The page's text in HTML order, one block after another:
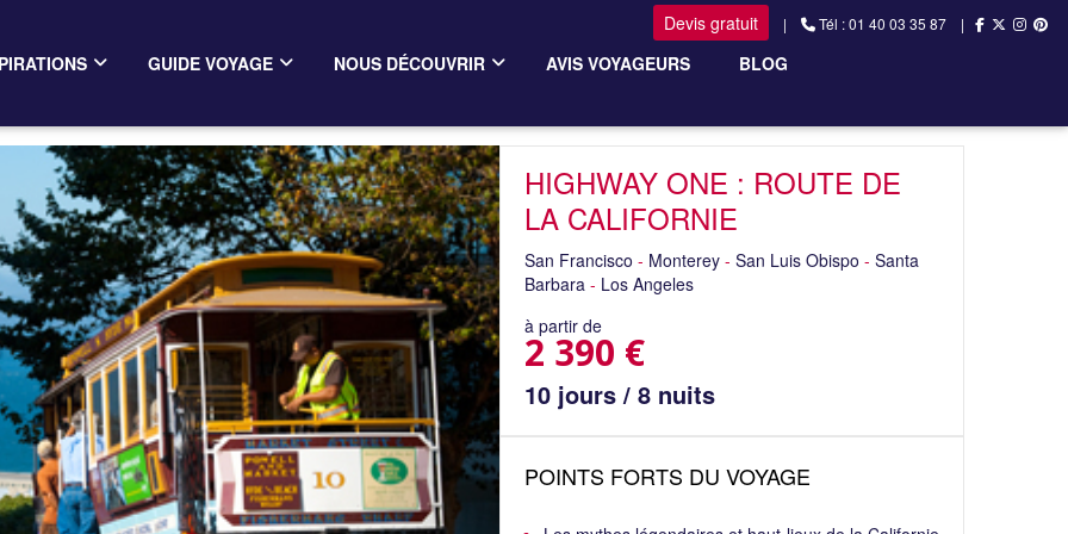
Devis gratuit | Tél : 01 40 03 35 87 |
GUIDE VOYAGE NOUS DÉCOUVRIR AVIS VOYAGEURS BLOG
HIGHWAY ONE : ROUTE DE
LA CALIFORNIE
San Francisco - Monterey - San Luis Obispo - Santa
Barbara - Los Angeles
à partir de
2 390 €
10 jours / 8 nuits
POINTS FORTS DU VOYAGE